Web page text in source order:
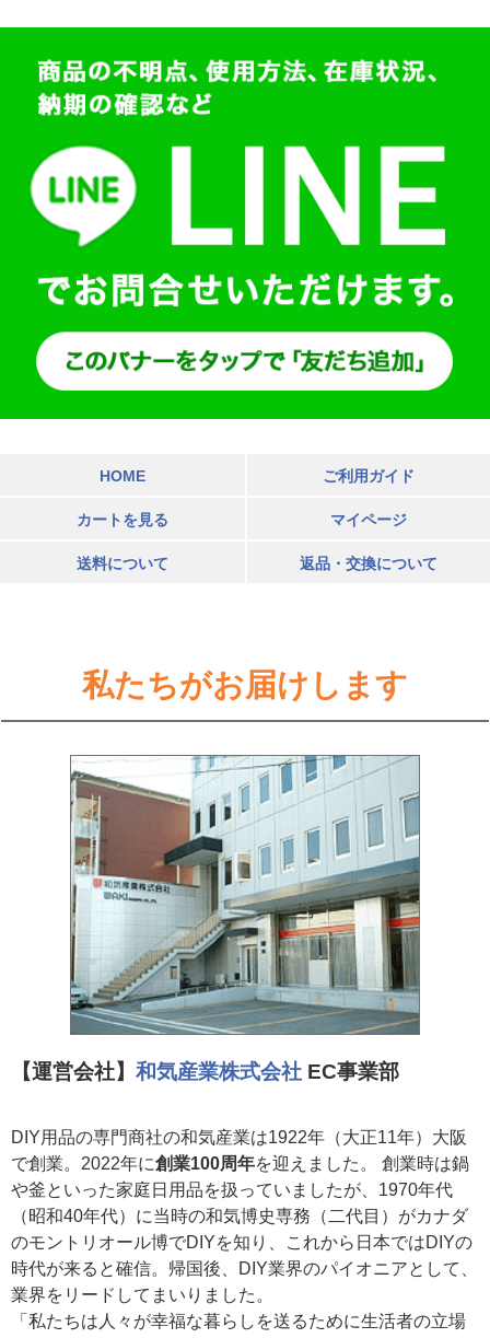
HOME ご利用ガイド
カートを見る マイページ
送料について 返品・交換について
私たちがお届けします
【運営会社】 和気産業株式会社 EC事業部
DIY用品の専門商社の和気産業は1922年（大正11年）大阪
で創業。2022年に創業100周年を迎えました。 創業時は鍋
や釜といった家庭日用品を扱っていましたが、1970年代
（昭和40年代）に当時の和気博史専務（二代目）がカナダ
のモントリオール博でDIYを知り、これから日本ではDIYの
時代が来ると確信。帰国後、DIY業界のパイオニアとして、
業界をリードしてまいりました。
「私たちは人々が幸福な暮らしを送るために生活者の立場